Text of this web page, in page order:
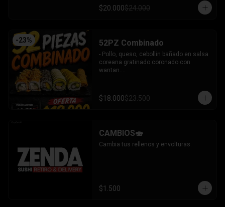
bañado en salsa tari.
- Salmón, queso, cebollín frito en Panko.
$20.000$24.000
-23% 52PZ Combinado
- Pollo, queso, cebollin bañado en salsa
coreana gratinado coronado con
wantan.
wantan.
-kanikama, palta envuelto en sesamo.
gratinado.
+ 2 arrollado primavera.
$18.000$23.500
CAMBIOS🍣
Cambia tus rellenos y envolturas.
$1.500